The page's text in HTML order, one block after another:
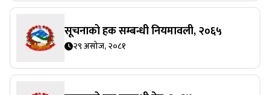
सूचनाको हक सम्बन्धी नियमावली, २०६५
२९ असोज, २०८१